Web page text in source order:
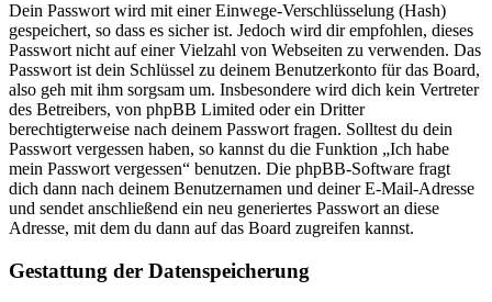
Dein Passwort wird mit einer Einwege-Verschlüsselung (Hash)
gespeichert, so dass es sicher ist. Jedoch wird dir empfohlen, dieses
Passwort nicht auf einer Vielzahl von Webseiten zu verwenden. Das
Passwort ist dein Schlüssel zu deinem Benutzerkonto für das Board,
also geh mit ihm sorgsam um. Insbesondere wird dich kein Vertreter
des Betreibers, von phpBB Limited oder ein Dritter
berechtigterweise nach deinem Passwort fragen. Solltest du dein
Passwort vergessen haben, so kannst du die Funktion „Ich habe
mein Passwort vergessen“ benutzen. Die phpBB-Software fragt
dich dann nach deinem Benutzernamen und deiner E-Mail-Adresse
und sendet anschließend ein neu generiertes Passwort an diese
Adresse, mit dem du dann auf das Board zugreifen kannst.
Gestattung der Datenspeicherung